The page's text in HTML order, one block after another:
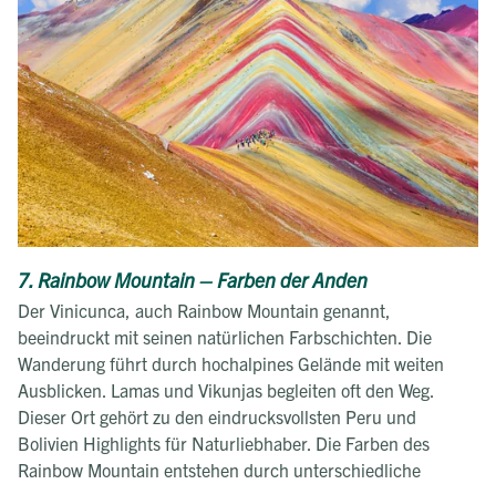
7. Rainbow Mountain – Farben der Anden
Der Vinicunca, auch Rainbow Mountain genannt,
beeindruckt mit seinen natürlichen Farbschichten. Die
Wanderung führt durch hochalpines Gelände mit weiten
Ausblicken. Lamas und Vikunjas begleiten oft den Weg.
Dieser Ort gehört zu den eindrucksvollsten Peru und
Bolivien Highlights für Naturliebhaber. Die Farben des
Rainbow Mountain entstehen durch unterschiedliche